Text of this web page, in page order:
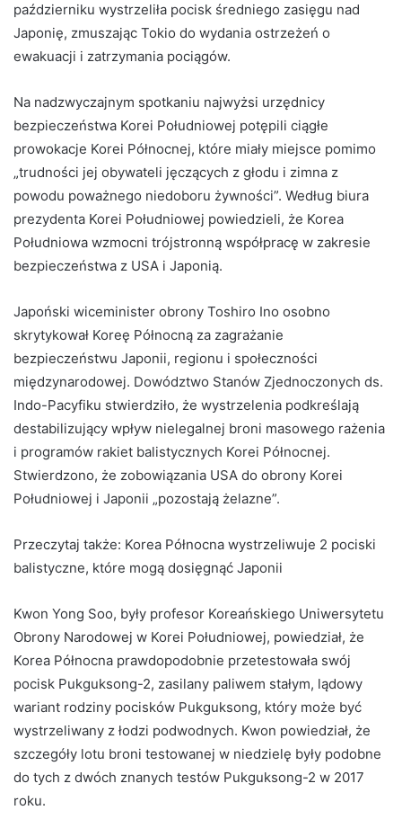
październiku wystrzeliła pocisk średniego zasięgu nad
Japonię, zmuszając Tokio do wydania ostrzeżeń o
ewakuacji i zatrzymania pociągów.
Na nadzwyczajnym spotkaniu najwyżsi urzędnicy
bezpieczeństwa Korei Południowej potępili ciągłe
prowokacje Korei Północnej, które miały miejsce pomimo
„trudności jej obywateli jęczących z głodu i zimna z
powodu poważnego niedoboru żywności”. Według biura
prezydenta Korei Południowej powiedzieli, że Korea
Południowa wzmocni trójstronną współpracę w zakresie
bezpieczeństwa z USA i Japonią.
Japoński wiceminister obrony Toshiro Ino osobno
skrytykował Koreę Północną za zagrażanie
bezpieczeństwu Japonii, regionu i społeczności
międzynarodowej. Dowództwo Stanów Zjednoczonych ds.
Indo-Pacyfiku stwierdziło, że wystrzelenia podkreślają
destabilizujący wpływ nielegalnej broni masowego rażenia
i programów rakiet balistycznych Korei Północnej.
Stwierdzono, że zobowiązania USA do obrony Korei
Południowej i Japonii „pozostają żelazne”.
Przeczytaj także: Korea Północna wystrzeliwuje 2 pociski
balistyczne, które mogą dosięgnąć Japonii
Kwon Yong Soo, były profesor Koreańskiego Uniwersytetu
Obrony Narodowej w Korei Południowej, powiedział, że
Korea Północna prawdopodobnie przetestowała swój
pocisk Pukguksong-2, zasilany paliwem stałym, lądowy
wariant rodziny pocisków Pukguksong, który może być
wystrzeliwany z łodzi podwodnych. Kwon powiedział, że
szczegóły lotu broni testowanej w niedzielę były podobne
do tych z dwóch znanych testów Pukguksong-2 w 2017
roku.